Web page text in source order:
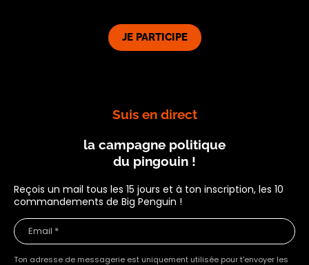
JE PARTICIPE
Suis en direct
la campagne politique
du pingouin !
Reçois un mail tous les 15 jours et à ton inscription, les 10
commandements de Big Penguin !
Ton adresse de messagerie est uniquement utilisée pour t'envoyer les